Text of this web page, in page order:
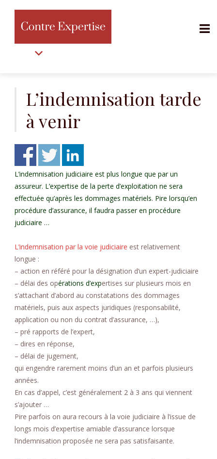
L’indemnisation tarde
à venir
L’indemnisation judiciaire est plus longue que par un
assureur. L’expertise de la perte d’exploitation ne sera
effectuée qu’après les dommages matériels. Pire lorsqu’en
procédure d’assurance, il faudra passer en procédure
judiciaire …
L’indemnisation par la voie judiciaire est relativement
longue :
– action en référé pour la désignation d’un expert-judiciaire
– délai des opérations d’expertises sur plusieurs mois en
s’attachant d’abord au constatations des dommages
matériels, puis aux aspects juridiques (responsabilité,
application ou non du contrat d’assurance, …),
– pré rapports de l’expert,
– dires en réponse,
– délai de jugement,
qui engendre rarement moins d’un an et parfois plusieurs
années.
En cas d’appel, c’est généralement 2 à 3 ans qui viennent
s’ajouter …
Pire parfois on aura recours à la voie judiciaire à l’issue de
longs mois d’expertise amiable d’assurance lorsque
l’indemnisation proposée ne sera pas satisfaisante.